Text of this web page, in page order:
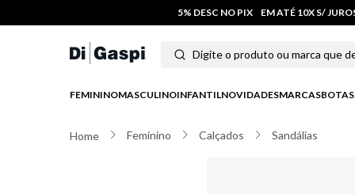
5% DESC NO PIX EM ATÉ 10X S/
Digite o produto ou marca que
FEMININOMASCULINOINFANTILNOVIDADESMARCASBOTAS
Feminino Calçados Sandálias